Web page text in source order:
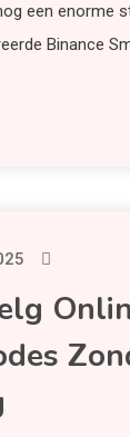
een enorme
Binance